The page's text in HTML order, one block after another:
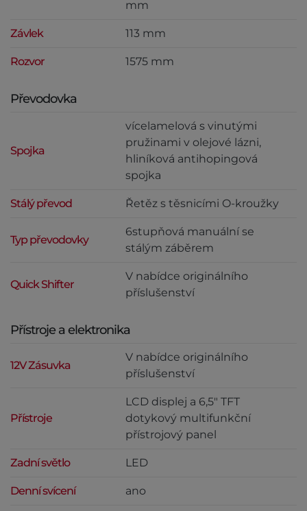
mm
Závlek 113 mm
Rozvor 1575 mm
Převodovka
Spojka
vícelamelová s vinutými
pružinami v olejové lázni,
hliníková antihopingová
spojka
Stálý převod Řetěz s těsnicími O-kroužky
Typ převodovky
6stupňová manuální se
stálým záběrem
Quick Shifter
V nabídce originálního
příslušenství
Přístroje a elektronika
12V Zásuvka
V nabídce originálního
příslušenství
Přístroje
LCD displej a 6,5" TFT
dotykový multifunkční
přístrojový panel
Zadní světlo LED
Denní svícení ano